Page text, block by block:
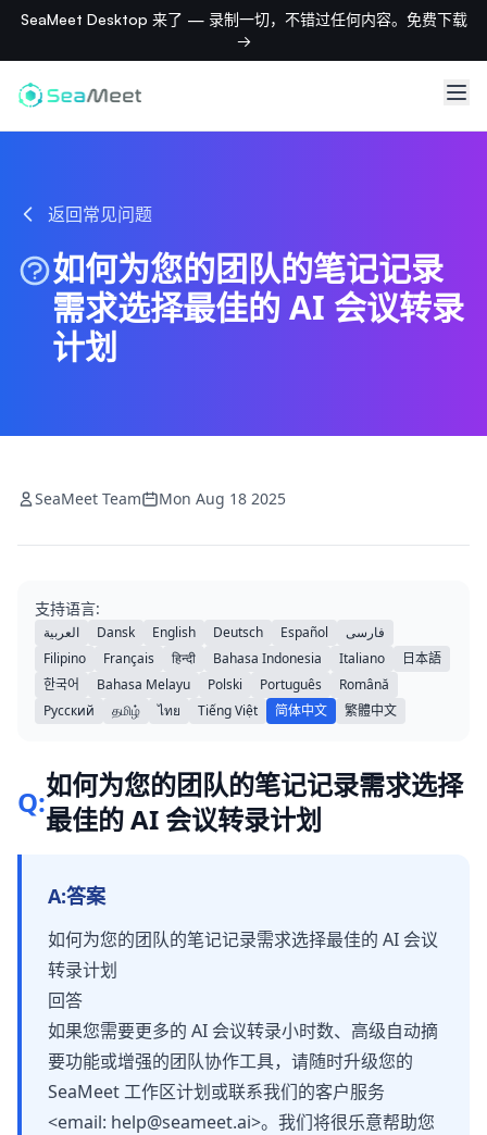
SeaMeet Desktop 来了 — 录制一切，不错过任何内容。免费下载
→
返回常见问题
如何为您的团队的笔记记录
需求选择最佳的 AI 会议转录
计划
SeaMeet Team Mon Aug 18 2025
支持语言:
العربية Dansk English Deutsch Español
فارسی
Filipino
Français हिन्दी Bahasa Indonesia Italiano
日本語
한국어
Bahasa Melayu Polski Português
Română
Русский
தமிழ் ไทย Tiếng Việt 简体中文 繁體中文
Q:如何为您的团队的笔记记录需求选择
最佳的 AI 会议转录计划
A:答案
如何为您的团队的笔记记录需求选择最佳的 AI 会议
转录计划
回答
如果您需要更多的 AI 会议转录小时数、高级自动摘
要功能或增强的团队协作工具，请随时升级您的
SeaMeet 工作区计划或联系我们的客户服务
<email: help@seameet.ai>。我们将很乐意帮助您